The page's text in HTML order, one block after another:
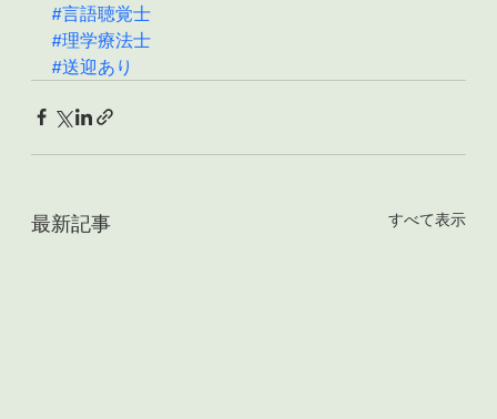
#言語聴覚士
#理学療法士
#送迎あり
最新記事 すべて表示